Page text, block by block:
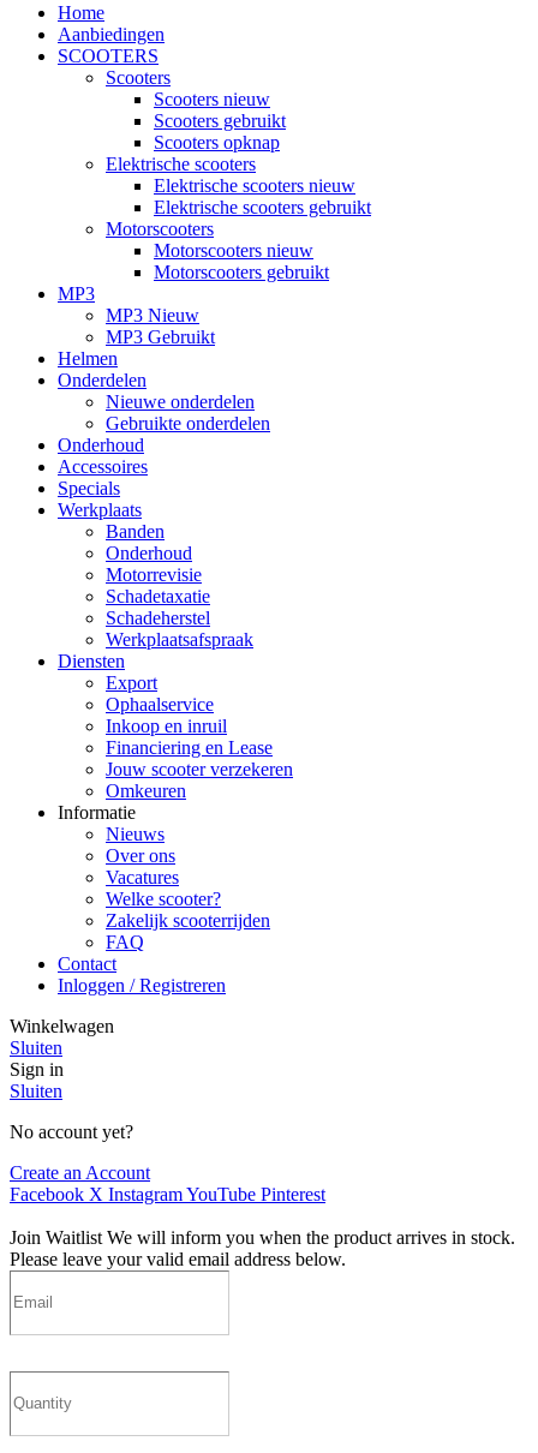
Home
Aanbiedingen
SCOOTERS
Scooters
Scooters nieuw
Scooters gebruikt
Scooters opknap
Elektrische scooters
Elektrische scooters nieuw
Elektrische scooters gebruikt
Motorscooters
Motorscooters nieuw
Motorscooters gebruikt
MP3
MP3 Nieuw
MP3 Gebruikt
Helmen
Onderdelen
Nieuwe onderdelen
Gebruikte onderdelen
Onderhoud
Accessoires
Specials
Werkplaats
Banden
Onderhoud
Motorrevisie
Schadetaxatie
Schadeherstel
Werkplaatsafspraak
Diensten
Export
Ophaalservice
Inkoop en inruil
Financiering en Lease
Jouw scooter verzekeren
Omkeuren
Informatie
Nieuws
Over ons
Vacatures
Welke scooter?
Zakelijk scooterrijden
FAQ
Contact
Inloggen / Registreren
Winkelwagen
Sluiten
Sign in
Sluiten
No account yet?
Create an Account
Facebook X InstagramYouTube Pinterest
Join Waitlist We will inform you when the product arrives in stock.
Please leave your valid email address below.